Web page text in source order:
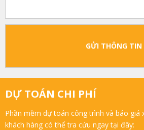
GỬI THÔNG TIN
DỰ TOÁN CHI PHÍ
Phần mềm dự toán công trình và báo giá
khách hàng có thể tra cứu ngay tại đây: